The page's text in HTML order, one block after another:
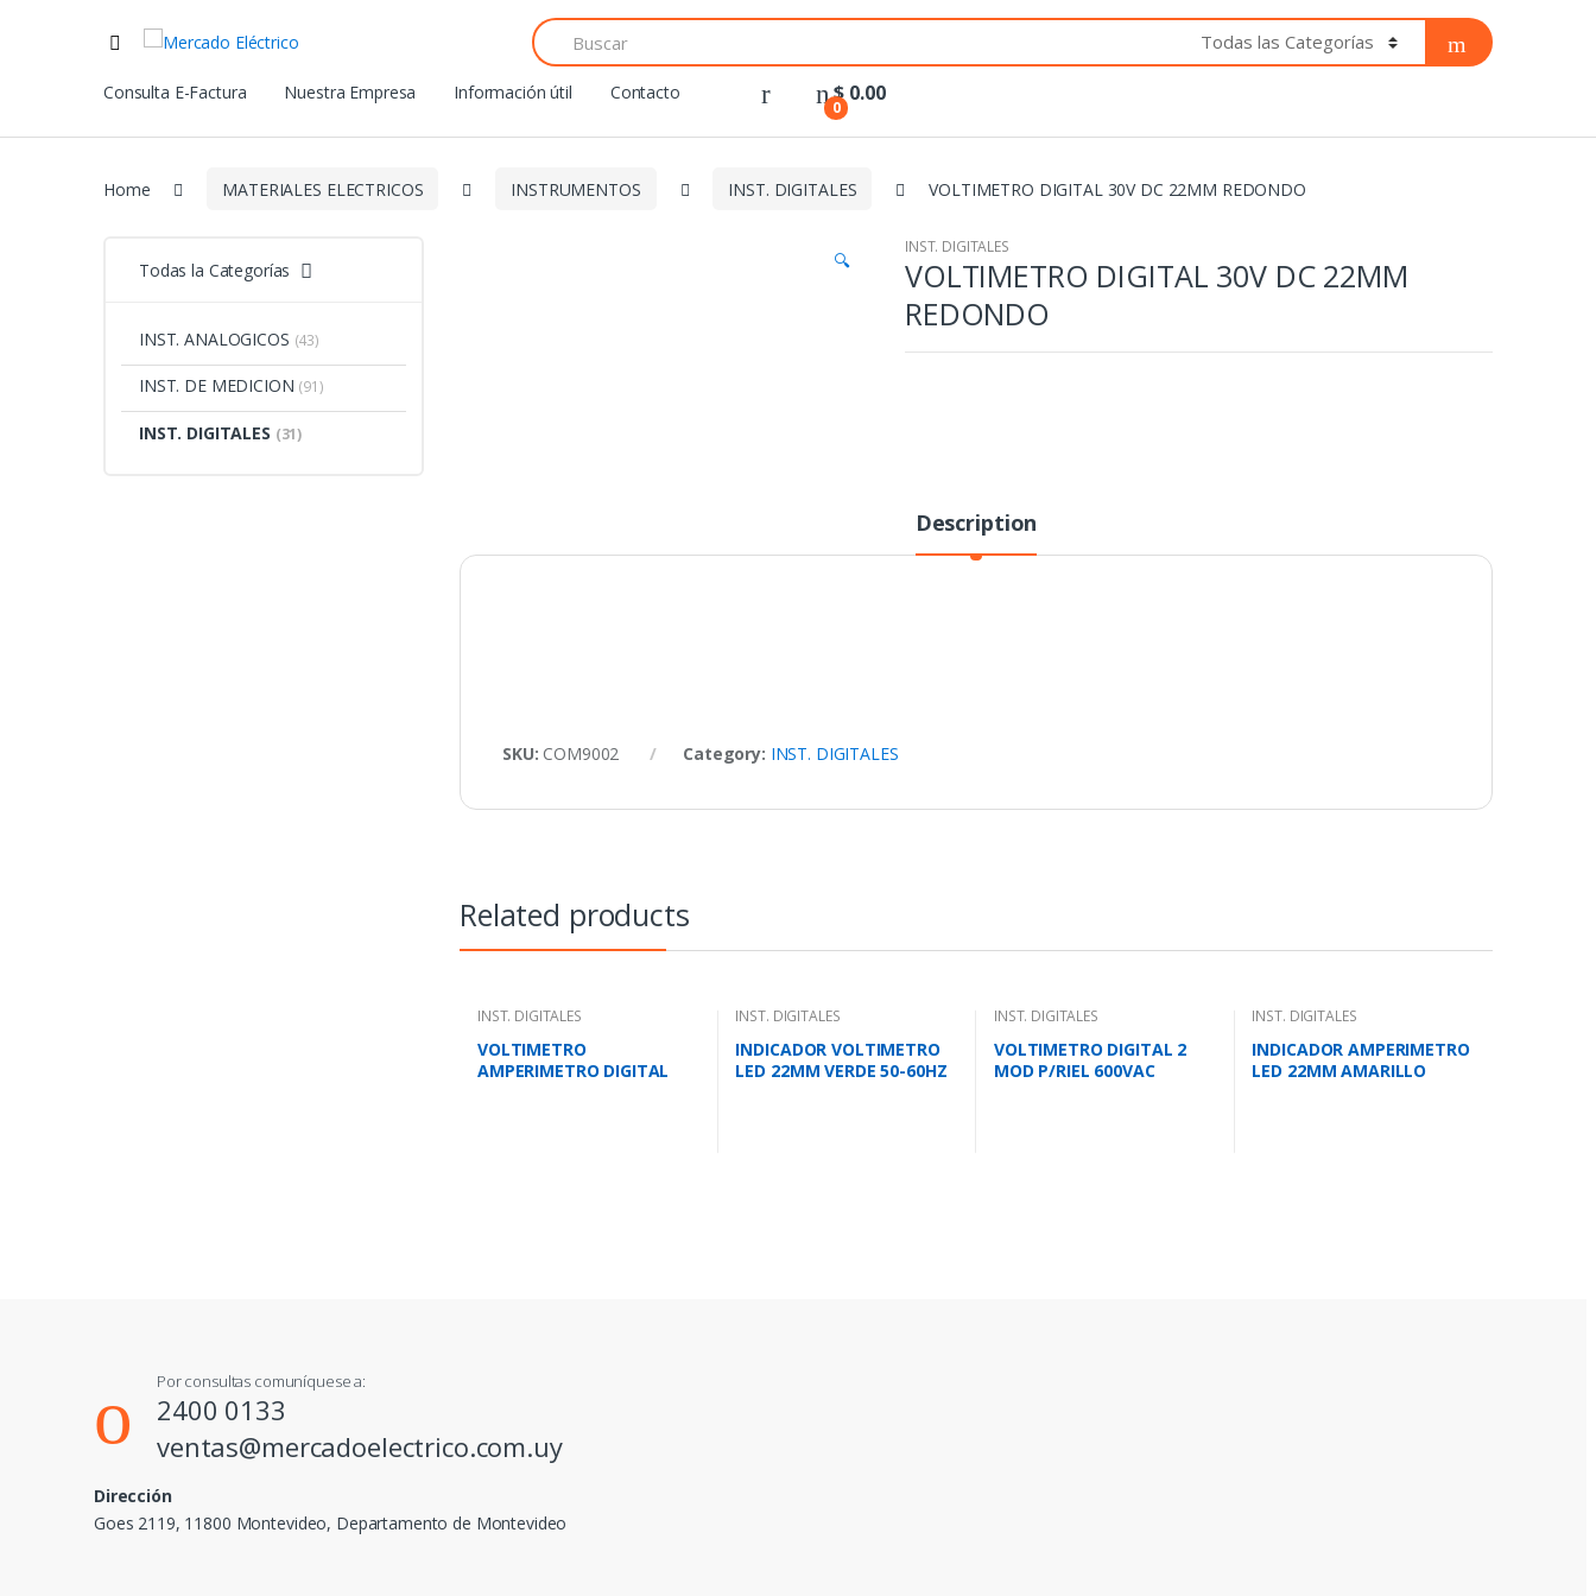
Search
for:
Consulta E-Factura
Nuestra Empresa Información útil Contacto
0
$ 0.00
Home MATERIALES ELECTRICOS INSTRUMENTOS INST. DIGITALES VOLTIMETRO DIGITAL 30V DC 22MM REDONDO
🔍
INST. DIGITALES
VOLTIMETRO DIGITAL 30V DC 22MM
REDONDO
Description
SKU: COM9002 Category: INST. DIGITALES
Related products
INST. DIGITALES
VOLTIMETRO
AMPERIMETRO DIGITAL
INST. DIGITALES
INDICADOR VOLTIMETRO
LED 22MM VERDE 50-60HZ
INST. DIGITALES
VOLTIMETRO DIGITAL 2
MOD P/RIEL 600VAC
INST. DIGITALES
INDICADOR AMPERIMETRO
LED 22MM AMARILLO
Todas la Categorías
INST. ANALOGICOS (43)
INST. DE MEDICION (91)
INST. DIGITALES (31)
Por consultas comuníquese a:
2400 0133
ventas@mercadoelectrico.com.uy
Dirección
Goes 2119, 11800 Montevideo, Departamento de Montevideo